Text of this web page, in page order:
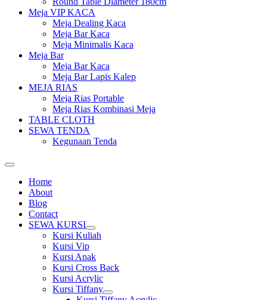
Meja VIP KACA
Meja Dealing Kaca
Meja Bar Kaca
Meja Minimalis Kaca
Meja Bar
Meja Bar Kaca
Meja Bar Lapis Kalep
MEJA RIAS
Meja Rias Portable
Meja Rias Kombinasi Meja
TABLE CLOTH
SEWA TENDA
Kegunaan Tenda
Home
About
Blog
Contact
SEWA KURSI
Show
sub
Kursi Kuliah
Kursi Vip
Kursi Anak
Kursi Cross Back
Kursi Acrylic
Kursi Tiffany
Show